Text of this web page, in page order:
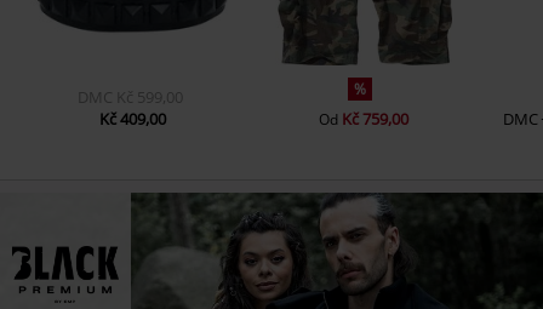
DMC Kč 599,00
Kč 409,00
%
Od Kč 759,00 DMC